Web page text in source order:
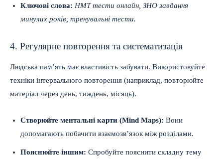
Ключові слова: НМТ тести онлайн, ЗНО завдання
минулих років, тренувальні тести.
4. Регулярне повторення та систематизація
Людська пам’ять має властивість забувати. Використовуйте
техніки інтервального повторення (наприклад, повторюйте
матеріал через день, тиждень, місяць).
Створюйте ментальні карти (Mind Maps): Вони
допомагають побачити взаємозв’язок між розділами.
Пояснюйте іншим: Спробуйте пояснити складну тему